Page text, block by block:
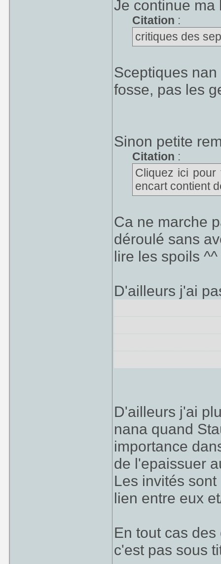
Je continue ma
Citation :
critiques des
Sceptiques
fosse, pas les
Sinon petite
Citation :
Cliquez ici pour
encart contient
Ca ne marche
déroulé sans
lire les spoils
D'ailleurs j'ai
D'ailleurs j'ai
nana quand
importance
de l'epaissuer
Les invités
lien entre eux
En tout cas
c'est pas sous